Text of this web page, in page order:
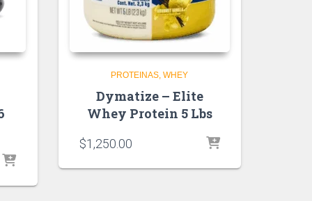
PROTEINAS WHEY
Dymatize – Elite
Whey Protein 5 Lbs
$1,250.00